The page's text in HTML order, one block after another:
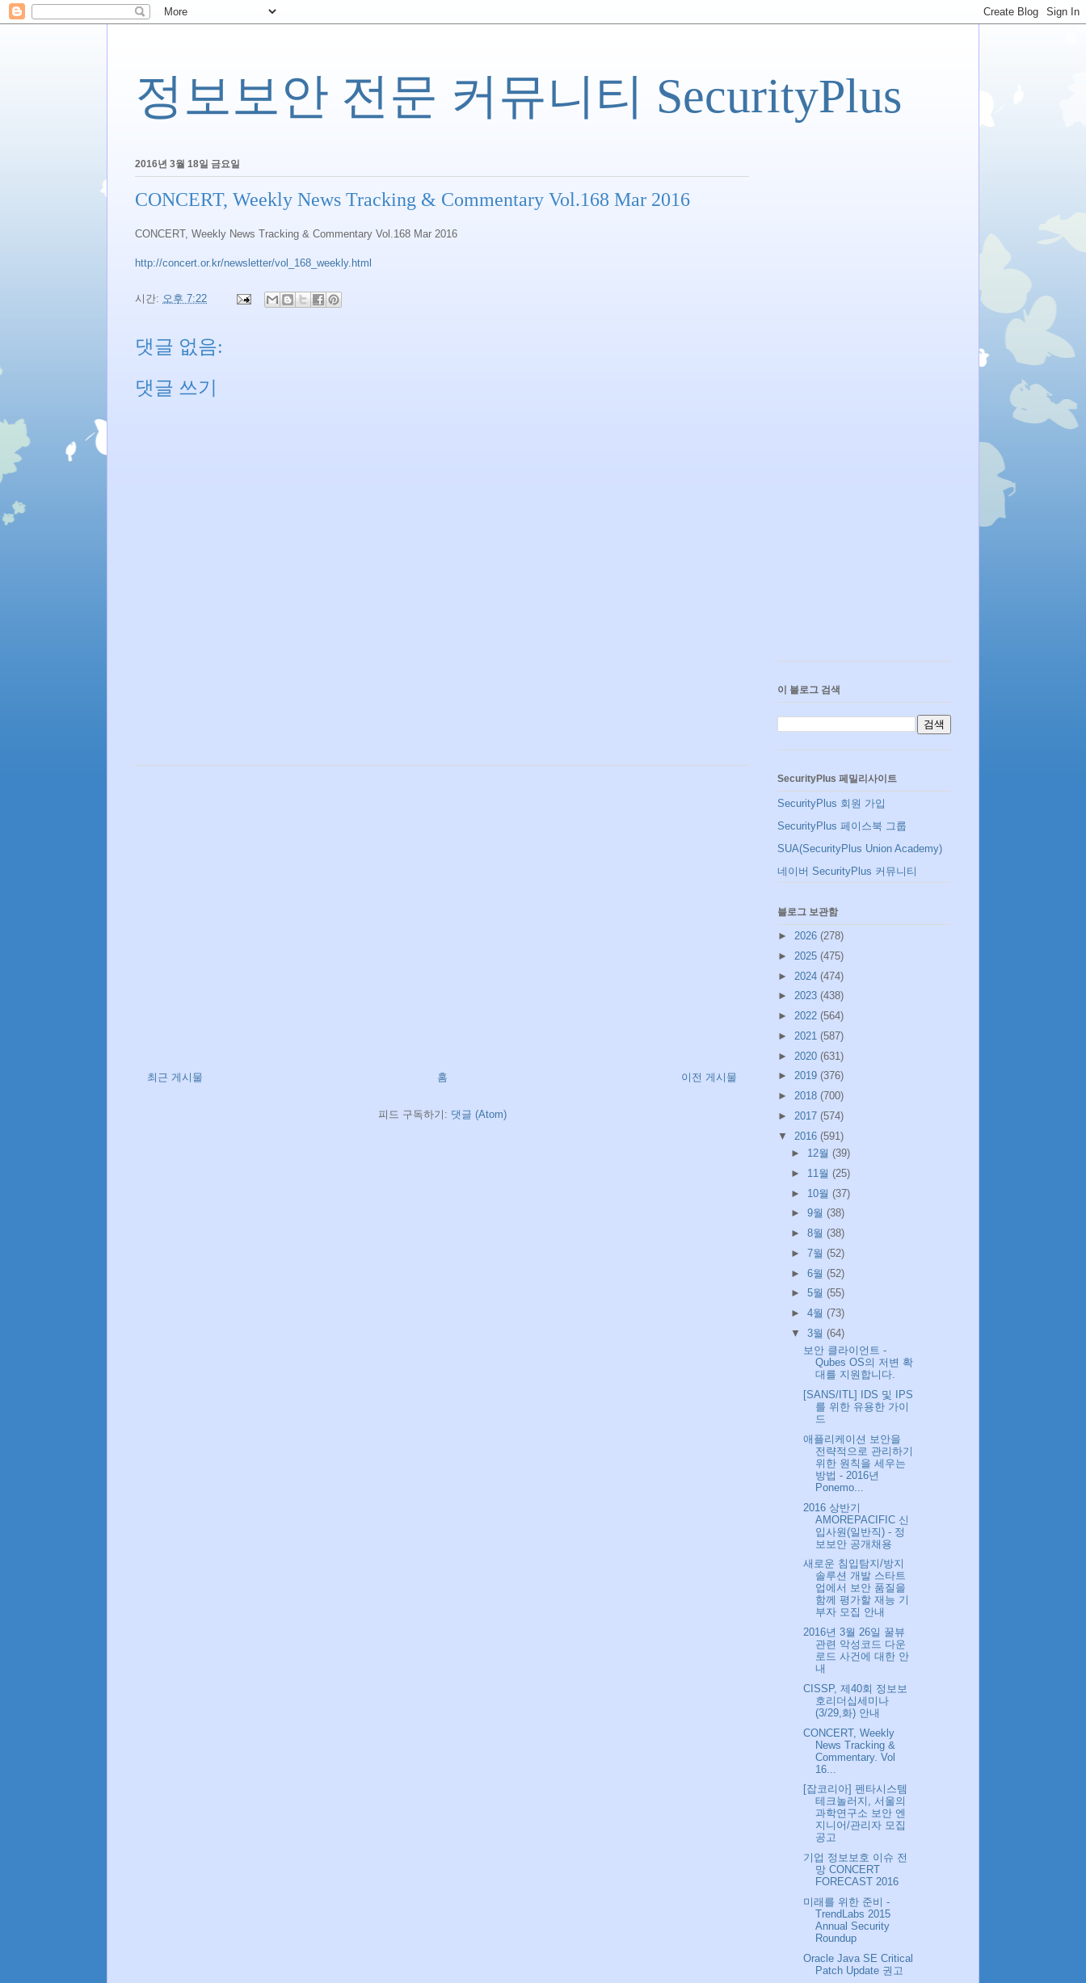
정보보안 전문 커뮤니티 SecurityPlus
2016년 3월 18일 금요일
CONCERT, Weekly News Tracking & Commentary Vol.168 Mar 2016
CONCERT, Weekly News Tracking & Commentary Vol.168 Mar 2016
http://concert.or.kr/newsletter/vol_168_weekly.html
시간: 오후 7:22
댓글 없음:
댓글 쓰기
최근 게시물 이전 게시물
홈
피드 구독하기: 댓글 (Atom)
이 블로그 검색
SecurityPlus 페밀리사이트
SecurityPlus 회원 가입
SecurityPlus 페이스북 그룹
SUA(SecurityPlus Union Academy)
네이버 SecurityPlus 커뮤니티
블로그 보관함
► 2026 (278)
► 2025 (475)
► 2024 (474)
► 2023 (438)
► 2022 (564)
► 2021 (587)
► 2020 (631)
► 2019 (376)
► 2018 (700)
► 2017 (574)
▼ 2016 (591)
► 12월 (39)
► 11월 (25)
► 10월 (37)
► 9월 (38)
► 8월 (38)
► 7월 (52)
► 6월 (52)
► 5월 (55)
► 4월 (73)
▼ 3월 (64)
보안 클라이언트 -
Qubes OS의 저변 확
대를 지원합니다.
[SANS/ITL] IDS 및 IPS
를 위한 유용한 가이
드
애플리케이션 보안을
전략적으로 관리하기
위한 원칙을 세우는
방법 - 2016년
Ponemo...
2016 상반기
AMOREPACIFIC 신
입사원(일반직) - 정
보보안 공개채용
새로운 침입탐지/방지
솔루션 개발 스타트
업에서 보안 품질을
함께 평가할 재능 기
부자 모집 안내
2016년 3월 26일 꿀뷰
관련 악성코드 다운
로드 사건에 대한 안
내
CISSP, 제40회 정보보
호리더십세미나
(3/29,화) 안내
CONCERT, Weekly
News Tracking &
Commentary. Vol
16...
[잡코리아] 펜타시스템
테크놀러지, 서울의
과학연구소 보안 엔
지니어/관리자 모집
공고
기업 정보보호 이슈 전
망 CONCERT
FORECAST 2016
미래를 위한 준비 -
TrendLabs 2015
Annual Security
Roundup
Oracle Java SE Critical
Patch Update 권고